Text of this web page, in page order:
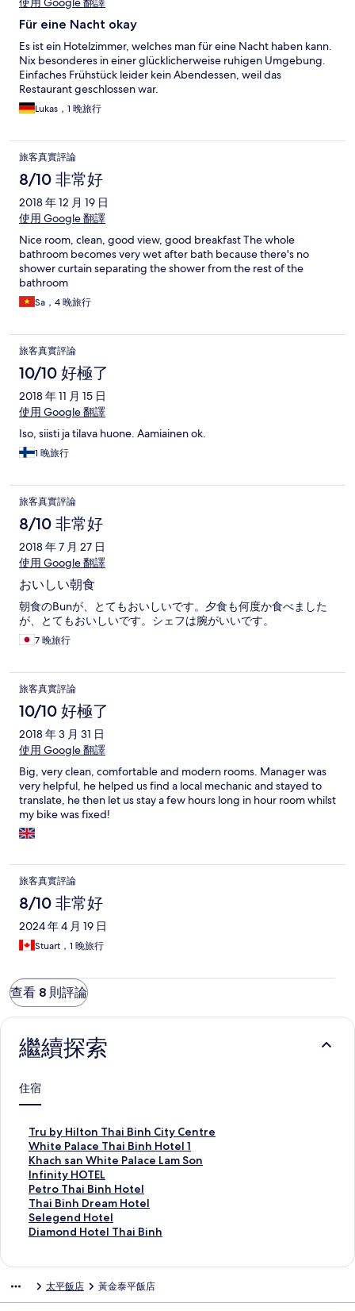
Für eine Nacht okay
Es ist ein Hotelzimmer, welches man für eine Nacht haben kann.
Nix besonderes in einer glücklicherweise ruhigen Umgebung.
Einfaches Frühstück leider kein Abendessen, weil das
Restaurant geschlossen war.
Lukas，1 晚旅行
旅客真實評論
8/10 非常好
2018 年 12 月 19 日
使用 Google 翻譯
Nice room, clean, good view, good breakfast The whole
bathroom becomes very wet after bath because there's no
shower curtain separating the shower from the rest of the
bathroom
Sa，4 晚旅行
旅客真實評論
10/10 好極了
2018 年 11 月 15 日
使用 Google 翻譯
Iso, siisti ja tilava huone. Aamiainen ok.
1 晚旅行
旅客真實評論
8/10 非常好
2018 年 7 月 27 日
使用 Google 翻譯
おいしい朝食
朝食のBunが、とてもおいしいです。夕食も何度か食べました
が、とてもおいしいです。シェフは腕がいいです。
7 晚旅行
旅客真實評論
10/10 好極了
2018 年 3 月 31 日
使用 Google 翻譯
Big, very clean, comfortable and modern rooms. Manager was
very helpful, he helped us find a local mechanic and stayed to
translate, he then let us stay a few hours long in hour room whilst
my bike was fixed!
旅客真實評論
8/10 非常好
2024 年 4 月 19 日
Stuart，1 晚旅行
查看 8 則評論
繼續探索
住宿
Tru by Hilton Thai Binh City Centre
T
r
u
b
y
H
i
l
h
White Palace Thai Binh Hotel 1
W
h
i
t
e
P
a
T
Khach san White Palace Lam Son
K
h
a
c
h
s
i
Infinity HOTEL
I
n
f
i
n
O
Petro Thai Binh Hotel
P
e
t
r
i
Thai Binh Dream Hotel
T
h
a
h
Selegend Hotel
S
e
n
Diamond Hotel Thai Binh
D
n
太平飯店 黃金泰平飯店